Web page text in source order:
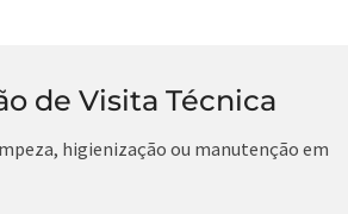
de Visita Técnica
higienização ou manutenção em